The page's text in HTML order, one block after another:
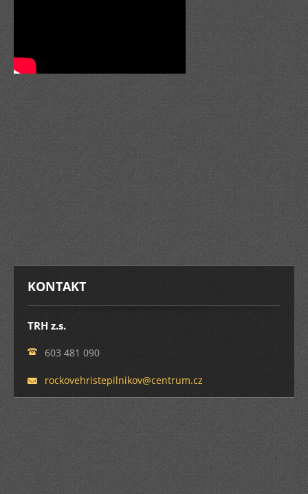
KONTAKT
TRH z.s.
603 481 090
rockovehristepilnikov@centrum.cz